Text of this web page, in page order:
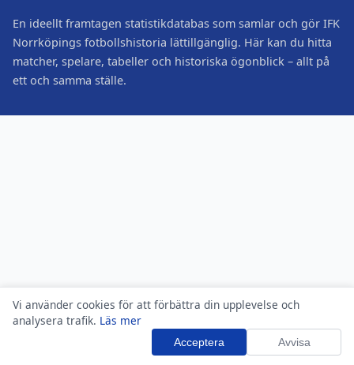
Vi använder cookies för att förbättra din upplevelse och
analysera trafik. Läs mer
Acceptera Avvisa
En ideellt framtagen statistikdatabas som samlar och gör IFK
Norrköpings fotbollshistoria lättillgänglig. Här kan du hitta
matcher, spelare, tabeller och historiska ögonblick – allt på
ett och samma ställe.